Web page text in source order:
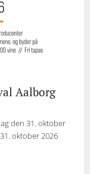
Aalborg
den 31. oktober
oktober 2026